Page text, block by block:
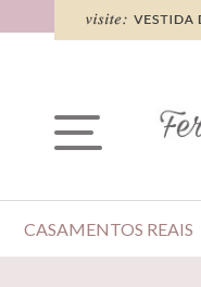
CASAMENTOS REAIS